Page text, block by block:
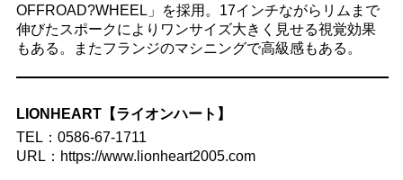
OFFROAD?WHEEL」を採用。17インチながらリムまで
伸びたスポークによりワンサイズ大きく見せる視覚効果
もある。またフランジのマシニングで高級感もある。
LIONHEART【ライオンハート】
TEL：0586-67-1711
URL：https://www.lionheart2005.com